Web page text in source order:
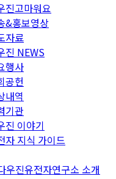
진고마워요
&홍보영상
자료
진 NEWS
행사
공헌
내역
기관
진 이야기
자 지식 가이드
우진유전자연구소 소개